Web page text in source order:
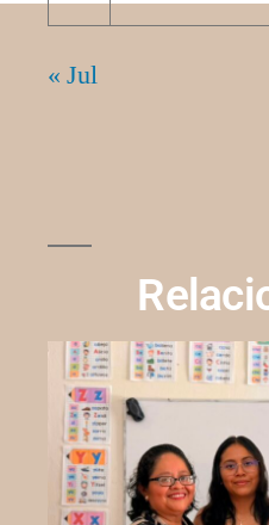
« Jul